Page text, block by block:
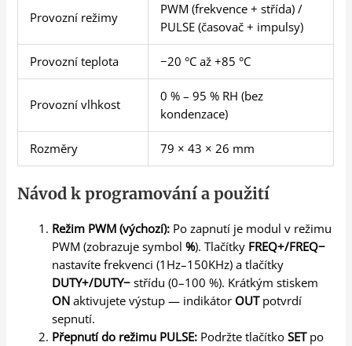
Provozní režimy
PWM (frekvence + střída) /
PULSE (časovač + impulsy)
Provozní teplota −20 °C až +85 °C
Provozní vlhkost
0 % – 95 % RH (bez
kondenzace)
Rozměry 79 × 43 × 26 mm
Návod k programování a použití
Režim PWM (výchozí): Po zapnutí je modul v režimu
PWM (zobrazuje symbol%). Tlačítky FREQ+/FREQ−
nastavíte frekvenci (1Hz–150KHz) a tlačítky
DUTY+/DUTY− střídu (0–100 %). Krátkým stiskem
ON aktivujete výstup — indikátor OUTpotvrdí
sepnutí.
Přepnutí do režimu PULSE: Podržte tlačítkoSETpo